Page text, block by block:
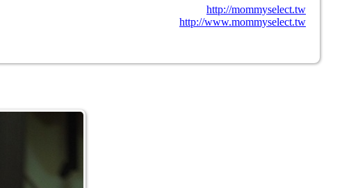
http://mommyselect.tw
http://www.mommyselect.tw